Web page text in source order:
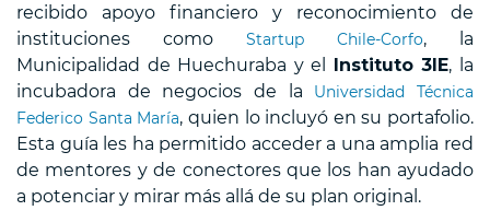
recibido apoyo financiero y reconocimiento de
instituciones como Startup Chile-Corfo, la
Municipalidad de Huechuraba y el Instituto 3IE, la
incubadora de negocios de la Universidad Técnica
Federico Santa María, quien lo incluyó en su portafolio.
Esta guía les ha permitido acceder a una amplia red
de mentores y de conectores que los han ayudado
a potenciar y mirar más allá de su plan original.